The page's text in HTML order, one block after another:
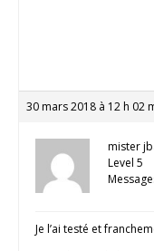
30 mars 2018 à 12 h 02
mister
Level 5
Je l’ai testé et